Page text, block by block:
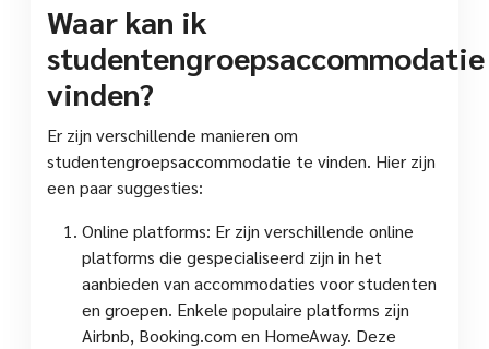
Waar kan ik
studentengroepsaccommodatie
vinden?
Er zijn verschillende manieren om
studentengroepsaccommodatie te vinden. Hier zijn
een paar suggesties:
Online platforms: Er zijn verschillende online
platforms die gespecialiseerd zijn in het
aanbieden van accommodaties voor studenten
en groepen. Enkele populaire platforms zijn
Airbnb, Booking.com en HomeAway. Deze